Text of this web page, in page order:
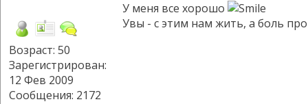
Возраст: 50
Зарегистрирован:
12 Фев 2009
Сообщения: 2172
У меня все хорошо
Увы - с этим нам жить, а боль